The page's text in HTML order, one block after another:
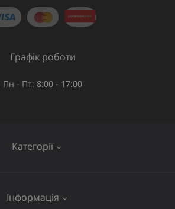
Категорії
Інформація
Графік роботи
Пн - Пт: 8:00 - 17:00